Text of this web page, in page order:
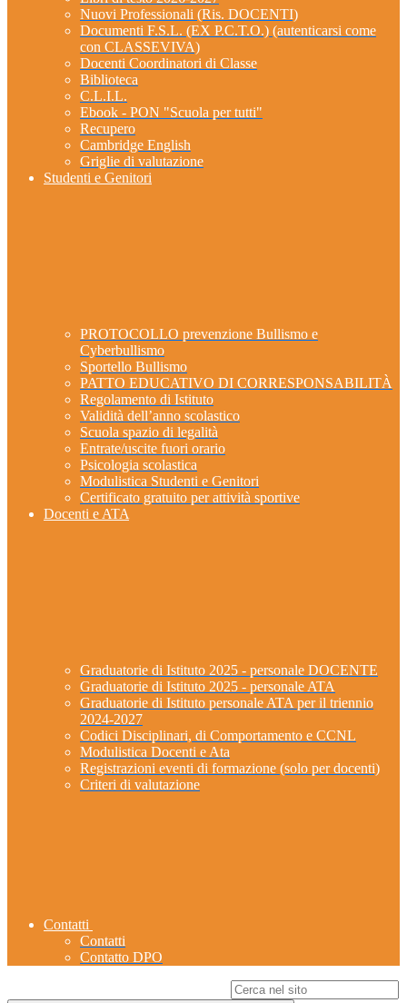
Nuovi Professionali (Ris. DOCENTI)
Documenti F.S.L. (EX P.C.T.O.) (autenticarsi come
con CLASSEVIVA)
Docenti Coordinatori di Classe
Biblioteca
C.L.I.L.
Ebook - PON "Scuola per tutti"
Recupero
Cambridge English
Griglie di valutazione
Studenti e Genitori
PROTOCOLLO prevenzione Bullismo e
Cyberbullismo
Sportello Bullismo
PATTO EDUCATIVO DI CORRESPONSABILITÀ
Regolamento di Istituto
Validità dell’anno scolastico
Scuola spazio di legalità
Entrate/uscite fuori orario
Psicologia scolastica
Modulistica Studenti e Genitori
Certificato gratuito per attività sportive
Docenti e ATA
Graduatorie di Istituto 2025 - personale DOCENTE
Graduatorie di Istituto 2025 - personale ATA
Graduatorie di Istituto personale ATA per il triennio
2024-2027
Codici Disciplinari, di Comportamento e CCNL
Modulistica Docenti e Ata
Registrazioni eventi di formazione (solo per docenti)
Criteri di valutazione
Contatti
Contatti
Contatto DPO